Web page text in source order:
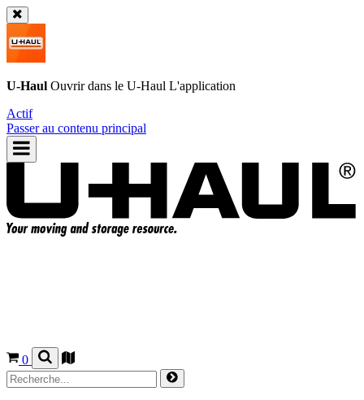
U-Haul Ouvrir dans le U-Haul L'application
Actif
Passer au contenu principal
0